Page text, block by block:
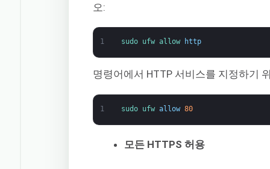
오:
1 sudo ufw allow http
명령어에서 HTTP 서비스를 지정하기
1 sudo ufw allow 80
모든 HTTPS 허용